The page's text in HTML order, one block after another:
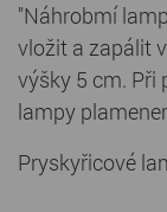
"Náhrobmí
vložit a zapálit
výšky 5 cm. Při
lampy
Pryskyřicové